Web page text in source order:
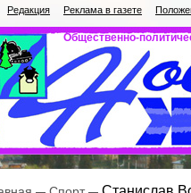
Редакция Реклама в газете
Общественно-